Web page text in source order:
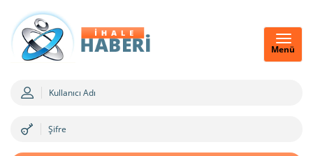
Menü